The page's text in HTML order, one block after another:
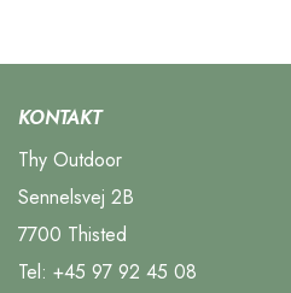
KONTAKT
Thy Outdoor
Sennelsvej 2B
7700 Thisted
Tel: +45 97 92 45 08